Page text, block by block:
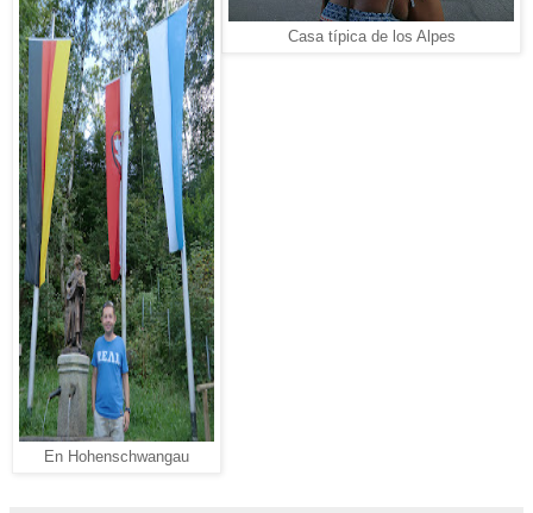
Casa típica de los Alpes
En Hohenschwangau